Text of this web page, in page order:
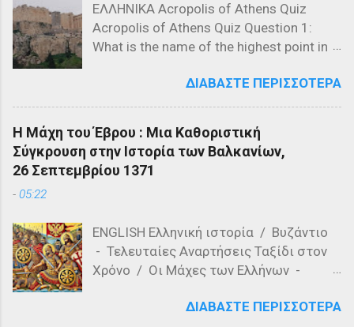
ΕΛΛΗΝΙΚΑ Acropolis of Athens Quiz
Acropolis of Athens Quiz Question 1:
What is the name of the highest point in
Propylaea c) The Acropolis Hill Question
2: Which of the following is NOT a
structure on the Acropolis? a) The
Parthenon b) The Propylaea c) The
Colosseum Question 3: Who designed
the Parthenon? a) Ictinus and Callicrates
material used in the construction of the
Parthenon? a) Marble b) Granite c)
Limestone Question 5: Which of the
architecture? a) Romanesque style b)
ΔΙΑΒΆΣΤΕ ΠΕΡΙΣΣΌΤΕΡΑ
Η Μάχη του Έβρου : Μια Καθοριστική
Σύγκρουση στην Ιστορία των Βαλκανίων,
26 Σεπτεμβρίου 1371
- 05:22
ENGLISH Ελληνική ιστορία / Βυζάντιο
- Τελευταίες Αναρτήσεις Ταξίδι στον
Χρόνο / Οι Μάχες των Ελλήνων -
Έβρου, γνωστή και ως Μάχη του
ΔΙΑΒΆΣΤΕ ΠΕΡΙΣΣΌΤΕΡΑ